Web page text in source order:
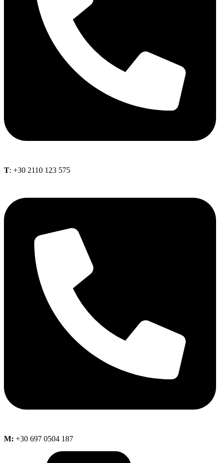
Τ: +30 2110 123 575
M: +30 697 0504 187